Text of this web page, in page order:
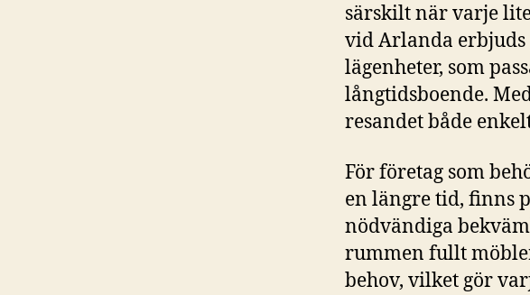
särskilt när varje
vid Arlanda erbjuds
lägenheter, som
långtidsboende.
resandet både
För företag som
en längre tid, finns
nödvändiga
rummen fullt
behov, vilket gör